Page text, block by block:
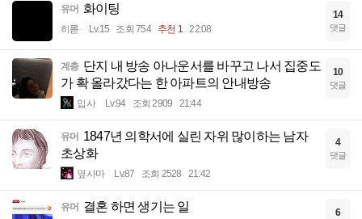
유머 화이팅
히롣 Lv.15 조회 754 추천 1 22:08
14
댓글
계층 단지 내 방송 아나운서를 바꾸고 나서 집중도
가 확 올라갔다는 한 아파트의 안내방송
입사 Lv.94 조회 2909 21:44
10
댓글
유머 1847년 의학서에 실린 자위 많이하는 남자
초상화
옆사마 Lv.87 조회 2528 21:42
4
댓글
유머 결혼 하면 생기는 일 6